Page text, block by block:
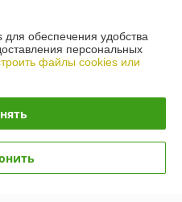
23.10.2023
обеспечения удобства
персональных
файлы cookies или